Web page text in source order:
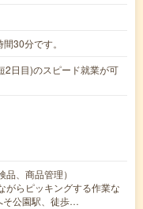
30分です。
2日目)のスピード就業が可
、商品管理）
がらピッキングする作業な
そ公園駅、徒歩…